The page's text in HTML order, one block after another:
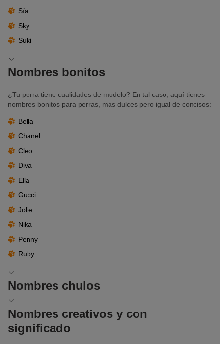
Sía
Sky
Suki
Nombres bonitos
¿Tu perra tiene cualidades de modelo? En tal caso, aquí tienes
nombres bonitos para perras, más dulces pero igual de concisos:
Bella
Chanel
Cleo
Diva
Ella
Gucci
Jolie
Nika
Penny
Ruby
Nombres chulos
Hay perras desenvueltas que nunca se ponen nerviosas y que se
merecen un nombre que haga justicia a esta serenidad.
Honey
Nombres creativos y con
significado